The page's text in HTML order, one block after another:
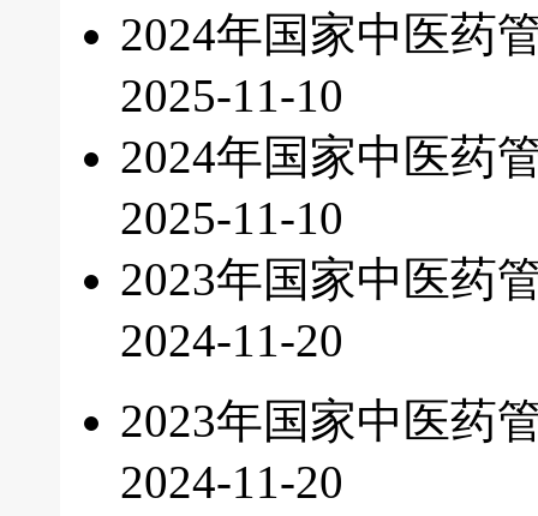
2024年国家中医药
2025-11-10
2024年国家中医药
2025-11-10
2023年国家中医药
2024-11-20
2023年国家中医药
2024-11-20